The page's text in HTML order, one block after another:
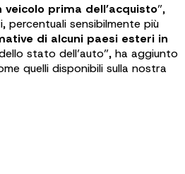
prima dell’acquisto”,
sensibilmente più
di alcuni paesi esteri in
stato dell’auto”, ha aggiunto
quelli disponibili sulla nostra